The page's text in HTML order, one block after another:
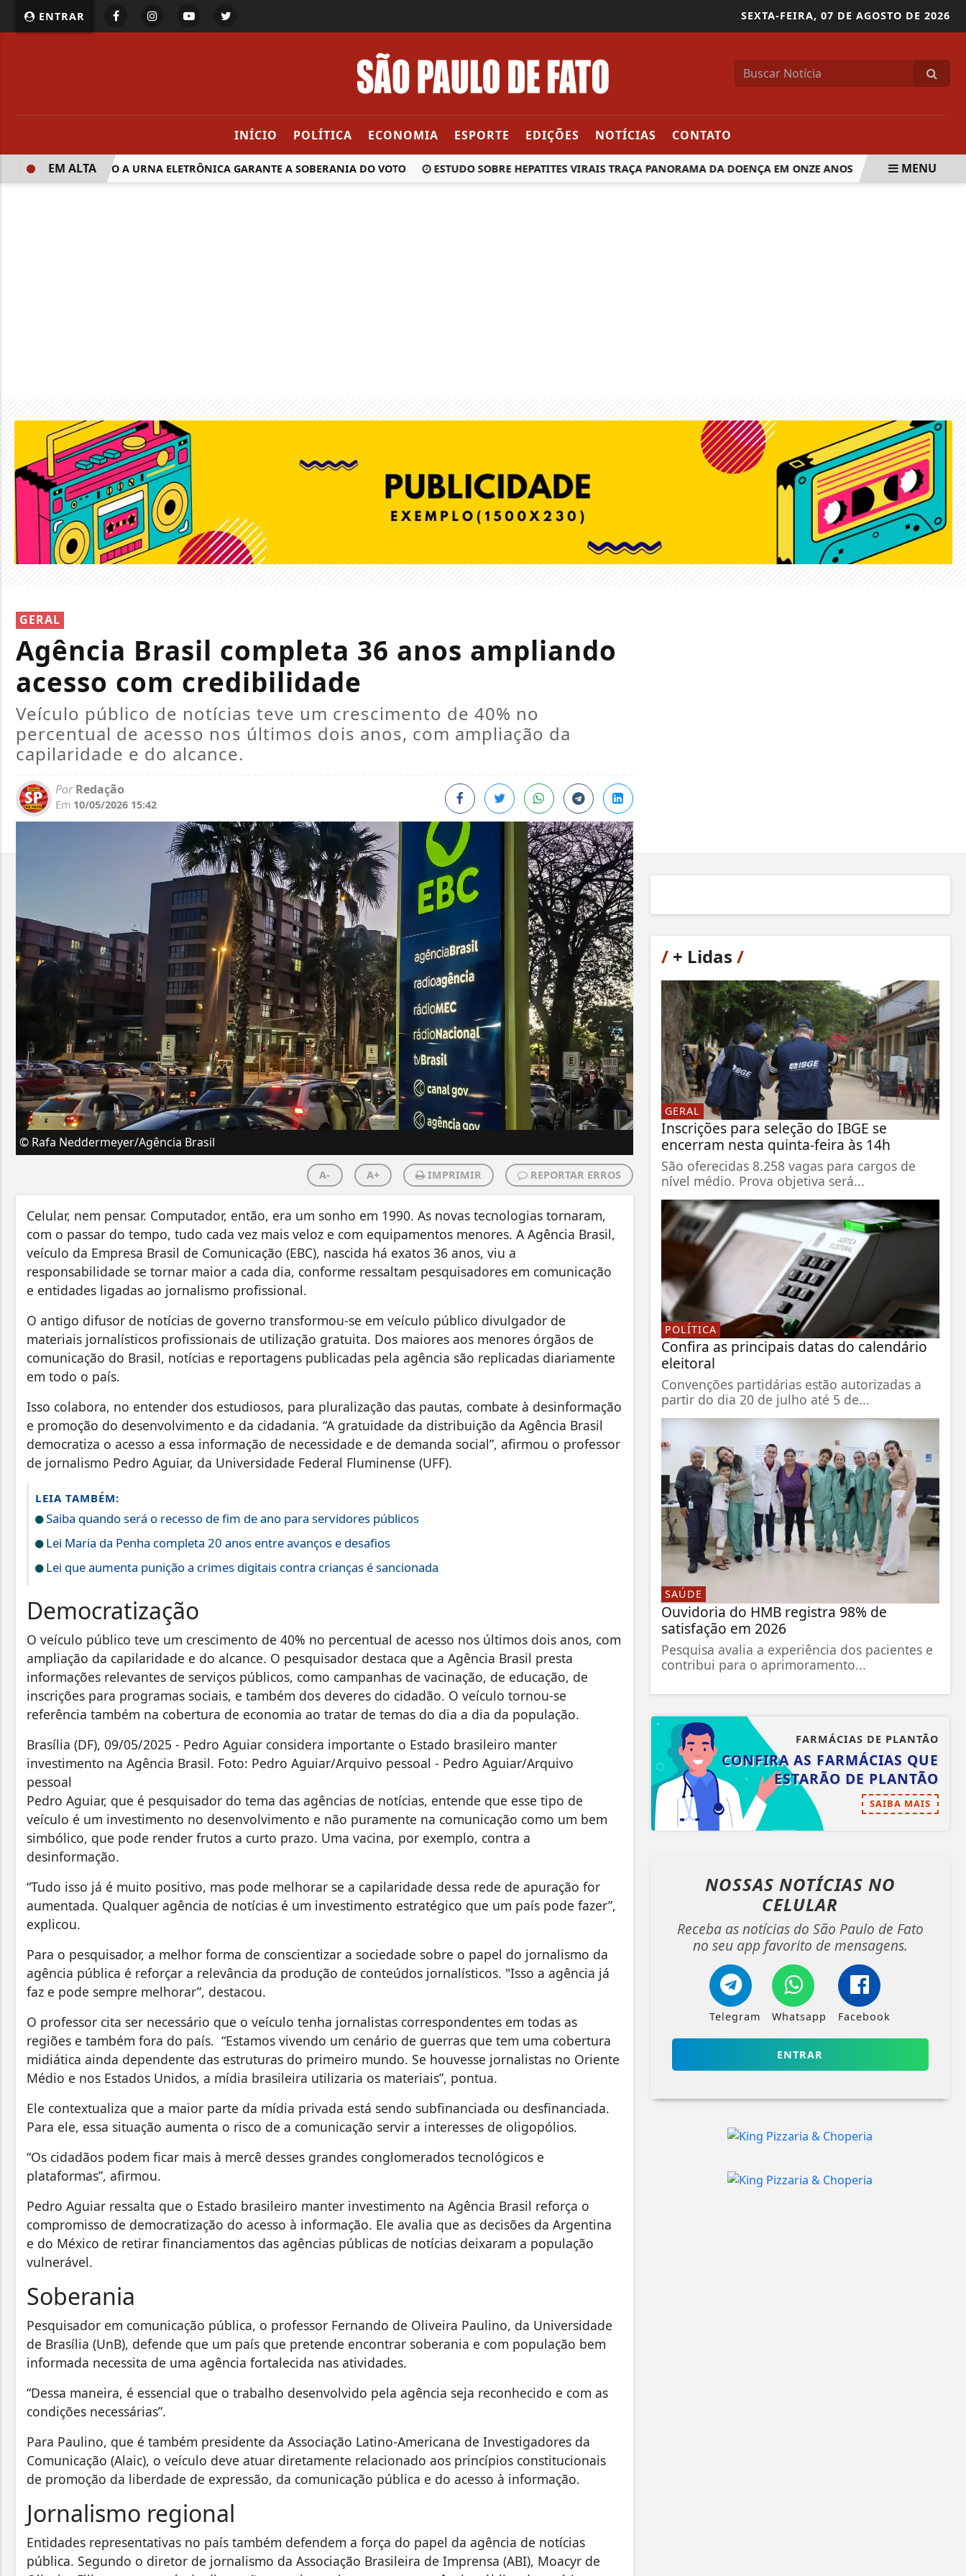
ENTRAR SEXTA-FEIRA, 07 DE AGOSTO DE 2026
INÍCIO POLÍTICA ECONOMIA ESPORTE EDIÇÕES NOTÍCIAS CONTATO
SAIBA COMO A URNA ELETRÔNICA GARANTE A SOBERANIA DO VOTO ESTUDO SOBRE HEPATITES VIRAIS TRAÇA PANORAMA DA DOENÇA EM ONZE ANOS CNDH MANIFESTA
EM ALTA MENU
GERAL
Agência Brasil completa 36 anos ampliando
acesso com credibilidade
Veículo público de notícias teve um crescimento de 40% no
percentual de acesso nos últimos dois anos, com ampliação da
capilaridade e do alcance.
PorRedação
Em 10/05/2026 15:42
© Rafa Neddermeyer/Agência Brasil
A- A+ IMPRIMIR REPORTAR ERROS
Celular, nem pensar. Computador, então, era um sonho em 1990. As novas tecnologias tornaram,
com o passar do tempo, tudo cada vez mais veloz e com equipamentos menores. A Agência Brasil,
veículo da Empresa Brasil de Comunicação (EBC), nascida há exatos 36 anos, viu a
responsabilidade se tornar maior a cada dia, conforme ressaltam pesquisadores em comunicação
e entidades ligadas ao jornalismo profissional.
O antigo difusor de notícias de governo transformou-se em veículo público divulgador de
materiais jornalísticos profissionais de utilização gratuita. Dos maiores aos menores órgãos de
comunicação do Brasil, notícias e reportagens publicadas pela agência são replicadas diariamente
em todo o país.
Isso colabora, no entender dos estudiosos, para pluralização das pautas, combate à desinformação
e promoção do desenvolvimento e da cidadania. “A gratuidade da distribuição da Agência Brasil
democratiza o acesso a essa informação de necessidade e de demanda social”, afirmou o professor
de jornalismo Pedro Aguiar, da Universidade Federal Fluminense (UFF).
LEIA TAMBÉM:
Saiba quando será o recesso de fim de ano para servidores públicos
Lei Maria da Penha completa 20 anos entre avanços e desafios
Lei que aumenta punição a crimes digitais contra crianças é sancionada
Democratização
O veículo público teve um crescimento de 40% no percentual de acesso nos últimos dois anos, com
ampliação da capilaridade e do alcance. O pesquisador destaca que a Agência Brasil presta
informações relevantes de serviços públicos, como campanhas de vacinação, de educação, de
inscrições para programas sociais, e também dos deveres do cidadão. O veículo tornou-se
referência também na cobertura de economia ao tratar de temas do dia a dia da população.
Brasília (DF), 09/05/2025 - Pedro Aguiar considera importante o Estado brasileiro manter
investimento na Agência Brasil. Foto: Pedro Aguiar/Arquivo pessoal - Pedro Aguiar/Arquivo
pessoal
Pedro Aguiar, que é pesquisador do tema das agências de notícias, entende que esse tipo de
veículo é um investimento no desenvolvimento e não puramente na comunicação como um bem
simbólico, que pode render frutos a curto prazo. Uma vacina, por exemplo, contra a
desinformação.
“Tudo isso já é muito positivo, mas pode melhorar se a capilaridade dessa rede de apuração for
aumentada. Qualquer agência de notícias é um investimento estratégico que um país pode fazer”,
explicou.
Para o pesquisador, a melhor forma de conscientizar a sociedade sobre o papel do jornalismo da
agência pública é reforçar a relevância da produção de conteúdos jornalísticos. "Isso a agência já
faz e pode sempre melhorar”, destacou.
O professor cita ser necessário que o veículo tenha jornalistas correspondentes em todas as
regiões e também fora do país. “Estamos vivendo um cenário de guerras que tem uma cobertura
midiática ainda dependente das estruturas do primeiro mundo. Se houvesse jornalistas no Oriente
Médio e nos Estados Unidos, a mídia brasileira utilizaria os materiais”, pontua.
Ele contextualiza que a maior parte da mídia privada está sendo subfinanciada ou desfinanciada.
Para ele, essa situação aumenta o risco de a comunicação servir a interesses de oligopólios.
“Os cidadãos podem ficar mais à mercê desses grandes conglomerados tecnológicos e
plataformas”, afirmou.
Pedro Aguiar ressalta que o Estado brasileiro manter investimento na Agência Brasil reforça o
compromisso de democratização do acesso à informação. Ele avalia que as decisões da Argentina
e do México de retirar financiamentos das agências públicas de notícias deixaram a população
vulnerável.
Soberania
Pesquisador em comunicação pública, o professor Fernando de Oliveira Paulino, da Universidade
de Brasília (UnB), defende que um país que pretende encontrar soberania e com população bem
informada necessita de uma agência fortalecida nas atividades.
“Dessa maneira, é essencial que o trabalho desenvolvido pela agência seja reconhecido e com as
condições necessárias”.
Para Paulino, que é também presidente da Associação Latino-Americana de Investigadores da
Comunicação (Alaic), o veículo deve atuar diretamente relacionado aos princípios constitucionais
de promoção da liberdade de expressão, da comunicação pública e do acesso à informação.
Jornalismo regional
Entidades representativas no país também defendem a força do papel da agência de notícias
pública. Segundo o diretor de jornalismo da Associação Brasileira de Imprensa (ABI), Moacyr de
/+ Lidas /
GERAL
Inscrições para seleção do IBGE se
encerram nesta quinta-feira às 14h
São oferecidas 8.258 vagas para cargos de
nível médio. Prova objetiva será...
POLÍTICA
Confira as principais datas do calendário
eleitoral
Convenções partidárias estão autorizadas a
partir do dia 20 de julho até 5 de...
SAÚDE
Ouvidoria do HMB registra 98% de
satisfação em 2026
Pesquisa avalia a experiência dos pacientes e
contribui para o aprimoramento...
FARMÁCIAS DE PLANTÃO
CONFIRA AS FARMÁCIAS QUE
ESTARÃO DE PLANTÃO
SAIBA MAIS
NOSSAS NOTÍCIAS NO
CELULAR
Receba as notícias do São Paulo de Fato
no seu app favorito de mensagens.
Telegram Whatsapp Facebook
ENTRAR